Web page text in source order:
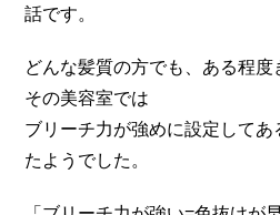
話です。
どんな髪質の方でも、ある程度
その美容室では
ブリーチ力が強めに設定して
たようでした。